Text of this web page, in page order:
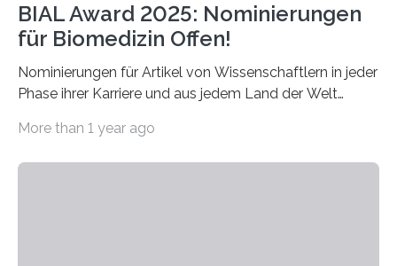
BIAL Award 2025: Nominierungen
für Biomedizin Offen!
Nominierungen für Artikel von Wissenschaftlern in jeder
Phase ihrer Karriere und aus jedem Land der Welt
Leben gerufen, um die bemerkenswertesten
More than 1 year ago